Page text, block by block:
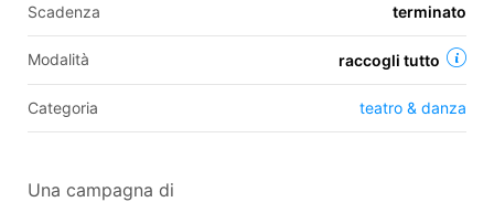
Scadenza terminato
Modalità raccogli tutto
Categoria teatro & danza
Una campagna di